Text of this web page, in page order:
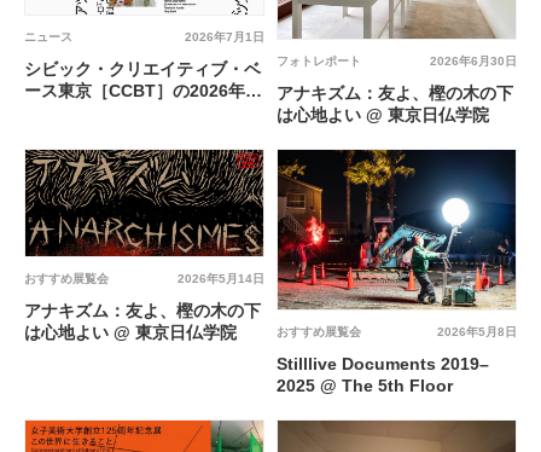
2026年7月1日
ニュース
シビック・クリエイティブ・ベ
ース東京［CCBT］の2026年度
2026年6月30日
フォトレポート
アナキズム：友よ、樫の木の下
は心地よい @ 東京日仏学院
2026年5月14日
おすすめ展覧会
アナキズム：友よ、樫の木の下
は心地よい @ 東京日仏学院
2026年5月8日
おすすめ展覧会
Stilllive Documents 2019–
2025 @ The 5th Floor